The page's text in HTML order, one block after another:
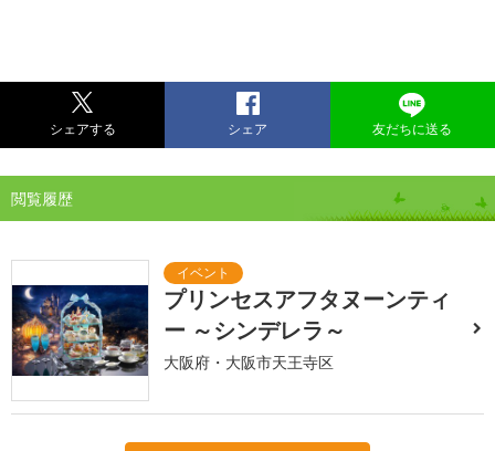
シェアする シェア 友だちに送る
閲覧履歴
プリンセスアフタヌーンティ
ー ～シンデレラ～
大阪府・大阪市天王寺区